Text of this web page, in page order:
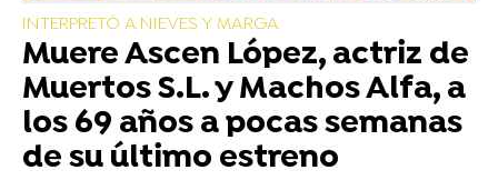
INTERPRETÓ A NIEVES Y MARGA
Muere Ascen López, actriz de
Muertos S.L. y Machos Alfa, a
los 69 años a pocas semanas
de su último estreno